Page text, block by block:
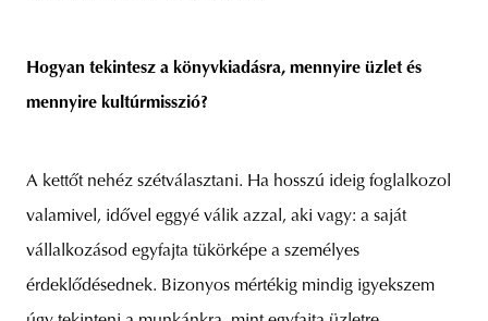
Hogyan tekintesz a könyvkiadásra, mennyire üzlet és
mennyire kultúrmisszió?
A kettőt nehéz szétválasztani. Ha hosszú ideig foglalkozol
valamivel, idővel eggyé válik azzal, aki vagy: a saját
vállalkozásod egyfajta tükörképe a személyes
érdeklődésednek. Bizonyos mértékig mindig igyekszem